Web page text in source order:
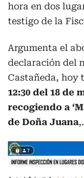
hora en dos
testigo de la
Argumenta el
declaración del
Castañeda, hoy
12:30 del 18 de
recogiendo a
de Doña Juana,.